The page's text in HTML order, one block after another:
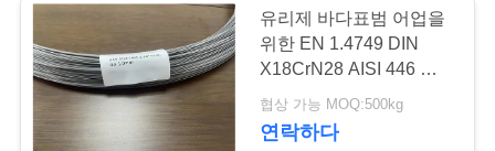
유리제 바다표범 어업을
위한 EN 1.4749 DIN
X18CrN28 AISI 446 스
테인리스 당겨진 철사
협상 가능 MOQ:500kg
연락하다